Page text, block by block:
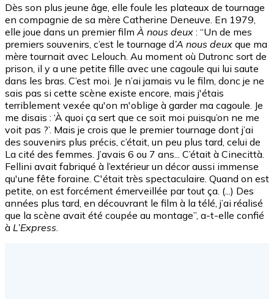
Dès son plus jeune âge, elle foule les plateaux de tournage
en compagnie de sa mère Catherine Deneuve. En 1979,
elle joue dans un premier film À nous deux : “Un de mes
premiers souvenirs, c’est le tournage d’A nous deux que ma
mère tournait avec Lelouch. Au moment où Dutronc sort de
prison, il y a une petite fille avec une cagoule qui lui saute
dans les bras. C’est moi. Je n’ai jamais vu le film, donc je ne
sais pas si cette scène existe encore, mais j'étais
terriblement vexée qu'on m'oblige à garder ma cagoule. Je
me disais : ‘À quoi ça sert que ce soit moi puisqu’on ne me
voit pas ?’. Mais je crois que le premier tournage dont j’ai
des souvenirs plus précis, c’était, un peu plus tard, celui de
La cité des femmes. J’avais 6 ou 7 ans... C’était à Cinecittà.
Fellini avait fabriqué à l’extérieur un décor aussi immense
qu'une fête foraine. C'était très spectaculaire. Quand on est
petite, on est forcément émerveillée par tout ça. (...) Des
années plus tard, en découvrant le film à la télé, j’ai réalisé
que la scène avait été coupée au montage”, a-t-elle confié
à L’Express